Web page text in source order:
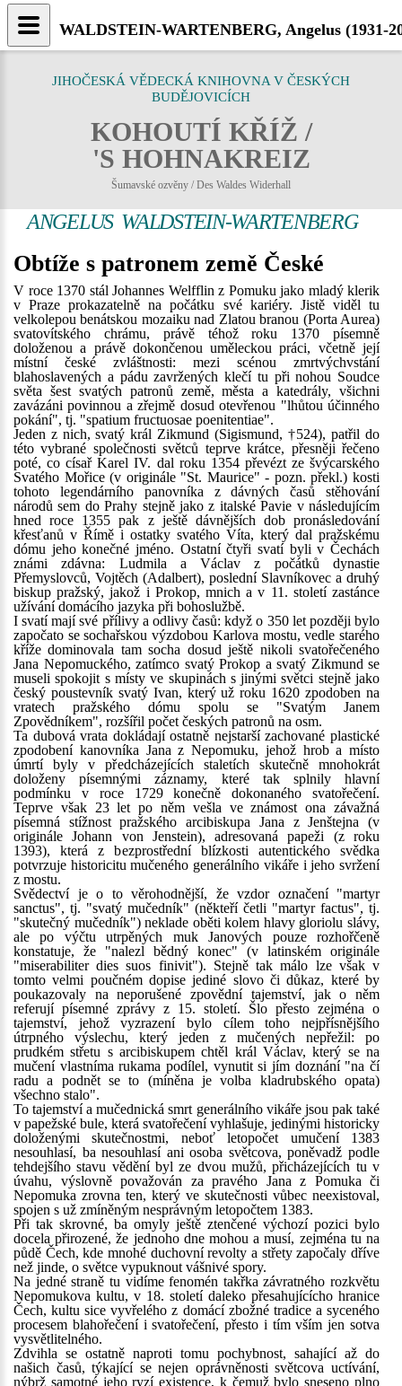
JIHOČESKÁ VĚDECKÁ KNIHOVNA V ČESKÝCH
BUDĚJOVICÍCH
KOHOUTÍ KŘÍŽ /
'S HOHNAKREIZ
Šumavské ozvěny / Des Waldes Widerhall
ANGELUS WALDSTEIN-WARTENBERG
Obtíže s patronem země České
V roce 1370 stál Johannes Welfflin z Pomuku jako mladý klerik
v Praze prokazatelně na počátku své kariéry. Jistě viděl tu
velkolepou benátskou mozaiku nad Zlatou branou (Porta Aurea)
svatovítského chrámu, právě téhož roku 1370 písemně
doloženou a právě dokončenou uměleckou práci, včetně její
místní české zvláštnosti: mezi scénou zmrtvýchvstání
blahoslavených a pádu zavržených klečí tu při nohou Soudce
světa šest svatých patronů země, města a katedrály, všichni
zavázáni povinnou a zřejmě dosud otevřenou "lhůtou účinného
pokání", tj. "spatium fructuosae poenitentiae".
Jeden z nich, svatý král Zikmund (Sigismund, †524), patřil do
této vybrané společnosti světců teprve krátce, přesněji řečeno
poté, co císař Karel IV. dal roku 1354 převézt ze švýcarského
Svatého Mořice (v originále "St. Maurice" - pozn. překl.) kosti
tohoto legendárního panovníka z dávných časů stěhování
národů sem do Prahy stejně jako z italské Pavie v následujícím
hned roce 1355 pak z ještě dávnějších dob pronásledování
křesťanů v Římě i ostatky svatého Víta, který dal pražskému
dómu jeho konečné jméno. Ostatní čtyři svatí byli v Čechách
známi zdávna: Ludmila a Václav z počátků dynastie
Přemyslovců, Vojtěch (Adalbert), poslední Slavníkovec a druhý
biskup pražský, jakož i Prokop, mnich a v 11. století zastánce
užívání domácího jazyka při bohoslužbě.
I svatí mají své přílivy a odlivy časů: když o 350 let později bylo
započato se sochařskou výzdobou Karlova mostu, vedle starého
kříže dominovala tam socha dosud ještě nikoli svatořečeného
Jana Nepomuckého, zatímco svatý Prokop a svatý Zikmund se
museli spokojit s místy ve skupinách s jinými světci stejně jako
český poustevník svatý Ivan, který už roku 1620 zpodoben na
vratech pražského dómu spolu se "Svatým Janem
Zpovědníkem", rozšířil počet českých patronů na osm.
Ta dubová vrata dokládají ostatně nejstarší zachované plastické
zpodobení kanovníka Jana z Nepomuku, jehož hrob a místo
úmrtí byly v předcházejících staletích skutečně mnohokrát
doloženy písemnými záznamy, které tak splnily hlavní
podmínku v roce 1729 konečně dokonaného svatořečení.
Teprve však 23 let po něm vešla ve známost ona závažná
písemná stížnost pražského arcibiskupa Jana z Jenštejna (v
originále Johann von Jenstein), adresovaná papeži (z roku
1393), která z bezprostřední blízkosti autentického svědka
potvrzuje historicitu mučeného generálního vikáře i jeho svržení
z mostu.
Svědectví je o to věrohodnější, že vzdor označení "martyr
sanctus", tj. "svatý mučedník" (někteří četli "martyr factus", tj.
"skutečný mučedník") neklade oběti kolem hlavy gloriolu slávy,
ale po výčtu utrpěných muk Janových pouze rozhořčeně
konstatuje, že "nalezl bědný konec" (v latinském originále
"miserabiliter dies suos finivit"). Stejně tak málo lze však v
tomto velmi poučném dopise jediné slovo či důkaz, které by
poukazovaly na neporušené zpovědní tajemství, jak o něm
referují písemné zprávy z 15. století. Šlo přesto zejména o
tajemství, jehož vyzrazení bylo cílem toho nejpřísnějšího
útrpného výslechu, který jeden z mučených nepřežil: po
prudkém střetu s arcibiskupem chtěl král Václav, který se na
mučení vlastníma rukama podílel, vynutit si jím doznání "na čí
radu a podnět se to (míněna je volba kladrubského opata)
všechno stalo".
To tajemství a mučednická smrt generálního vikáře jsou pak také
v papežské bule, která svatořečení vyhlašuje, jedinými historicky
doloženými skutečnostmi, neboť letopočet umučení 1383
nesouhlasí, ba nesouhlasí ani osoba světcova, poněvadž podle
tehdejšího stavu vědění byl ze dvou mužů, přicházejících tu v
úvahu, výslovně považován za pravého Jana z Pomuka či
Nepomuka zrovna ten, který ve skutečnosti vůbec neexistoval,
spojen s už zmíněným nesprávným letopočtem 1383.
Při tak skrovné, ba omyly ještě ztenčené výchozí pozici bylo
docela přirozené, že jednoho dne mohou a musí, zejména tu na
půdě Čech, kde mnohé duchovní revolty a střety započaly dříve
než jinde, o světce vypuknout vášnivé spory.
Na jedné straně tu vidíme fenomén takřka závratného rozkvětu
Nepomukova kultu, v 18. století daleko přesahujícícho hranice
Čech, kultu sice vyvřelého z domácí zbožné tradice a syceného
procesem blahořečení i svatořečení, přesto i tím vším jen sotva
vysvětlitelného.
Zdvihla se ostatně naproti tomu pochybnost, sahající až do
našich časů, týkající se nejen oprávněnosti světcova uctívání,
nýbrž samotné jeho ryzí existence, k čemuž bylo sneseno plno
WALDSTEIN-WARTENBERG, Angelus (1931-